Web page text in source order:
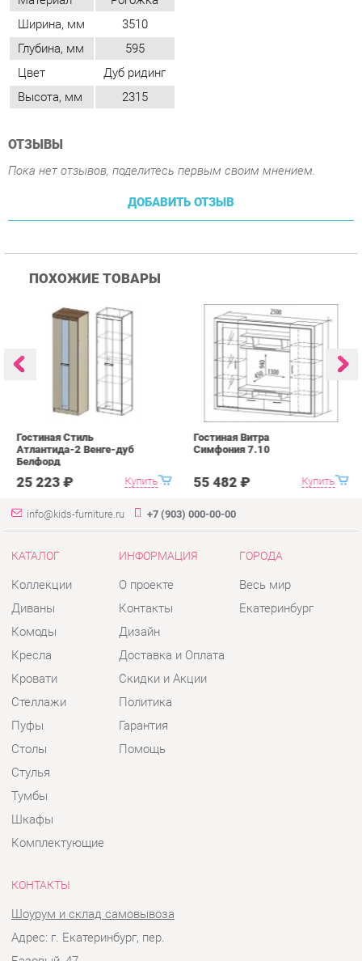
Высота, мм
2315
ОТЗЫВЫ
Пока нет отзывов, поделитесь первым своим мнением.
Купить
Гостиная Стиль
Атлантида-2 Венге-дуб
Белфорд
Купить
Гостиная Витра
Симфония 7.10
55 482 ₽
info@kids-furniture.ru
КАТАЛОГ
Коллекции
Диваны
Комоды
Кресла
Пуфы
Столы
Стулья
Тумбы
Шкафы
Комплектующие
ИНФОРМАЦИЯ
О проекте
Контакты
Дизайн
Доставка и Оплата
Помощь
ГОРОДА
Весь мир
КОНТАКТЫ
Шоурум и склад самовывоза
Адрес: г. Екатеринбург, пер.
Базовый, 47
Часы работы:
Пн - Пт:10:00 - 18:00 (GMT+5)
Отправить сообщение